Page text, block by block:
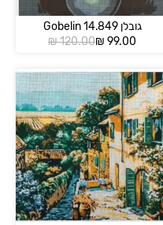
גובלן 14.849 Gobelin
₪120.00
המחיר
₪ 120.00.
₪ 99.00
המחיר
₪ 99.00.